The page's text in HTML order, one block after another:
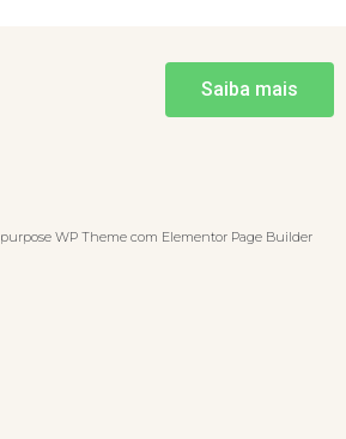
Saiba mais
WP Theme com Elementor Page Builder